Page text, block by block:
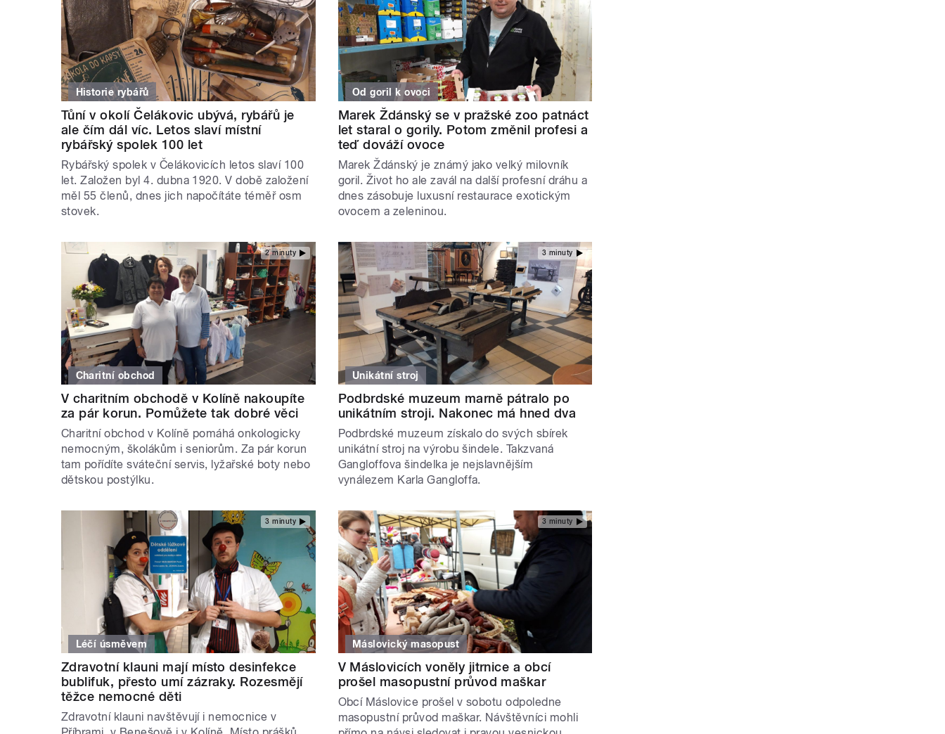
Historie rybářů
Tůní v okolí Čelákovic ubývá, rybářů je
ale čím dál víc. Letos slaví místní
rybářský spolek 100 let
Rybářský spolek v Čelákovicích letos slaví 100
let. Založen byl 4. dubna 1920. V době založení
měl 55 členů, dnes jich napočítáte téměř osm
stovek.
Od goril k ovoci
Marek Ždánský se v pražské zoo patnáct
let staral o gorily. Potom změnil profesi a
teď dováží ovoce
Marek Ždánský je známý jako velký milovník
goril. Život ho ale zavál na další profesní dráhu a
dnes zásobuje luxusní restaurace exotickým
ovocem a zeleninou.
2 minuty
Charitní obchod
V charitním obchodě v Kolíně nakoupíte
za pár korun. Pomůžete tak dobré věci
Charitní obchod v Kolíně pomáhá onkologicky
nemocným, školákům i seniorům. Za pár korun
tam pořídíte sváteční servis, lyžařské boty nebo
dětskou postýlku.
3 minuty
Unikátní stroj
Podbrdské muzeum marně pátralo po
unikátním stroji. Nakonec má hned dva
Podbrdské muzeum získalo do svých sbírek
unikátní stroj na výrobu šindele. Takzvaná
Gangloffova šindelka je nejslavnějším
vynálezem Karla Gangloffa.
3 minuty
Léčí úsměvem
Zdravotní klauni mají místo desinfekce
bublifuk, přesto umí zázraky. Rozesmějí
těžce nemocné děti
Zdravotní klauni navštěvují i nemocnice v
3 minuty
Máslovický masopust
V Máslovicích voněly jitrnice a obcí
prošel masopustní průvod maškar
Obcí Máslovice prošel v sobotu odpoledne
masopustní průvod maškar. Návštěvníci mohli